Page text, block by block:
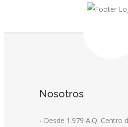
Nosotros
- Desde 1.979 A.Q. Centro